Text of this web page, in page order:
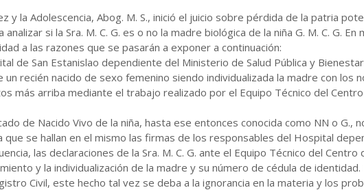
y la Adolescencia, Abog. M. S., inició el juicio sobre pérdida de la patria
si la Sra. M. C. G. es o no la madre biológica de la niña G. M. C. G. En
a las razones que se pasarán a exponer a continuación:
de San Estanislao dependiente del Ministerio de Salud Pública y
recién nacido de sexo femenino siendo individualizada la madre con los
más arriba mediante el trabajo realizado por el Equipo Técnico del
de Nacido Vivo de la niña, hasta ese entonces conocida como NN o G.,
se hallan en el mismo las firmas de los responsables del Hospital
las declaraciones de la Sra. M. C. G. ante el Equipo Técnico del Centro
y la individualización de la madre y su número de cédula de
Civil, este hecho tal vez se deba a la ignorancia en la materia y los